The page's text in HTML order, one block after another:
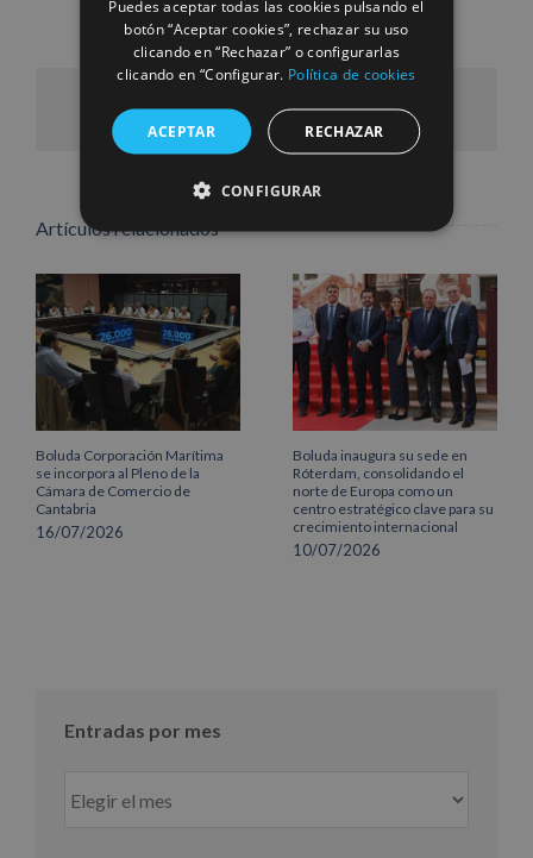
Facebook
X LinkedInWhatsApp
PinterestCorreo
electrónico
Artículos relacionados
Boluda Corporación Marítima
se incorpora al Pleno de la
Cámara de Comercio de
Cantabria
16/07/2026
Boluda inaugura su sede en
Róterdam, consolidando el
norte de Europa como un
centro estratégico clave para su
crecimiento internacional
10/07/2026
Entradas por mes
por
Puedes aceptar todas las cookies pulsando el
botón “Aceptar cookies”, rechazar su uso
clicando en “Rechazar” o configurarlas
clicando en “Configurar. Política de cookies
ACEPTAR RECHAZAR
CONFIGURAR